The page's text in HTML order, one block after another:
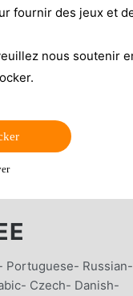
Portuguese- Russian-
Czech- Danish-
fournir des jeux et
nous soutenir